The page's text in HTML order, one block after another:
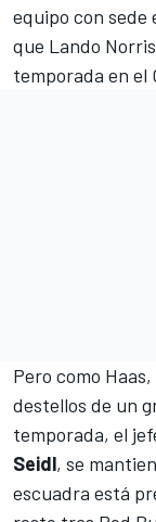
equipo con sede
que Lando Norris
temporada en el
Pero como Haas,
destellos de un
temporada, el
Seidl, se
escuadra está